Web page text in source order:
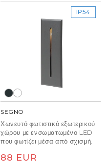
IP54
SEGNO
Χωνευτό φωτιστικό εξωτερικού
χώρου με ενσωματωμένο LED
που φωτίζει μέσα από σχισμή.
Κανονική
88 EUR